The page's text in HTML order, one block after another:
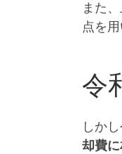
また
点を
令
しか
却費に